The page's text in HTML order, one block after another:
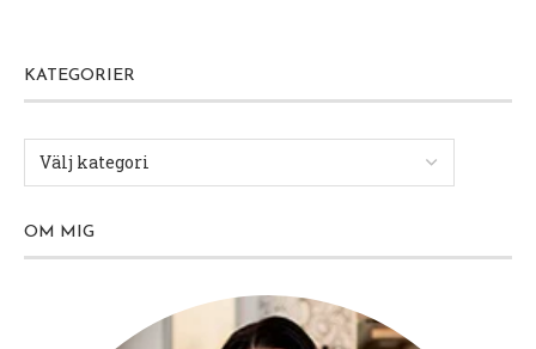
KATEGORIER
OM MIG